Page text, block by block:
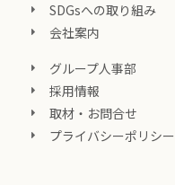
SDGsへの取り組み
会社案内
グループ人事部
採用情報
取材・お問合せ
プライバシーポリシー